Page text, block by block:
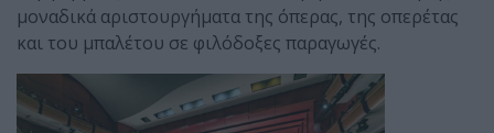
μοναδικά αριστουργήματα της όπερας, της οπερέτας
και του μπαλέτου σε φιλόδοξες παραγωγές.